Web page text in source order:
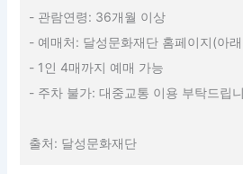
- 관람연령: 36개월 이상
- 예매처: 달성문화재단 홈페이지(아
- 1인 4매까지 예매 가능
- 주차 불가: 대중교통 이용 부탁드립
출처: 달성문화재단